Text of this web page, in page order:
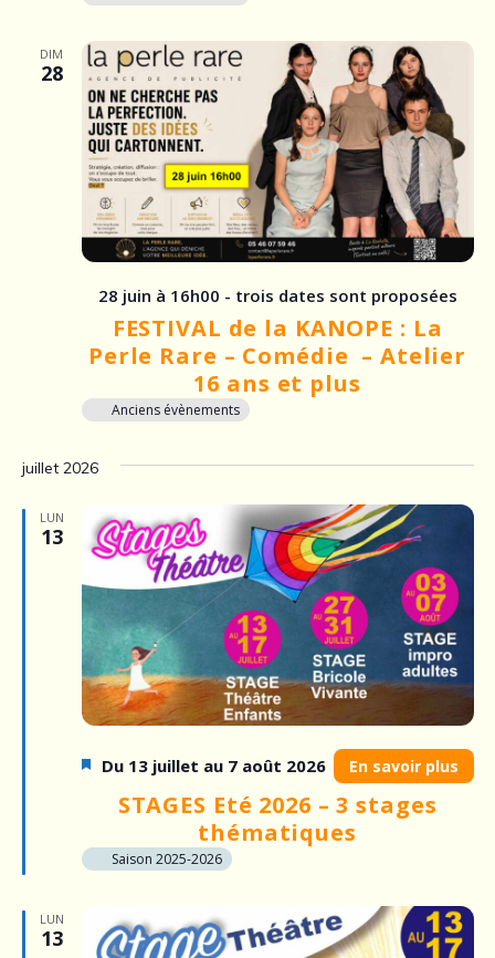
DIM
28
FESTIVAL de la KANOPE : La
Perle Rare – Comédie – Atelier
16 ans et plus
28 juin à 16h00 - trois dates sont proposées
Anciens évènements
juillet 2026
LUN
13
STAGES Eté 2026 – 3 stages
thématiques
Du 13 juillet au 7 août 2026 En savoir plus
Saison 2025-2026
LUN
13